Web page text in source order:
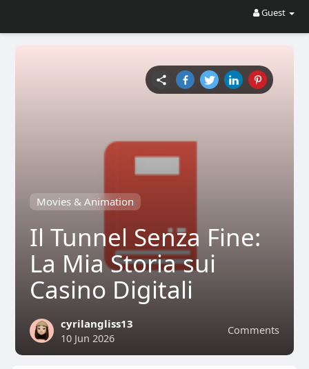
Guest
Movies & Animation
Il Tunnel Senza Fine:
La Mia Storia sui
Casino Digitali
Comments
cyrilangliss13
10 Jun 2026